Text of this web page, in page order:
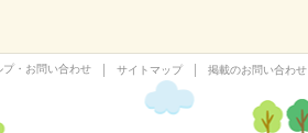
プ・お問い合わせ サイトマップ 掲載のお問い合わせ